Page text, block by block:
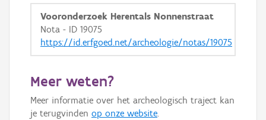
Vooronderzoek Herentals Nonnenstraat
Nota - ID 19075
https://id.erfgoed.net/archeologie/notas/19075
Meer weten?
Meer informatie over het archeologisch traject kan
je terugvinden op onze website.